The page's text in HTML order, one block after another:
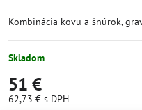
Kombinácia kovu a šnúrok,
Skladom
51 €
62,73 € s DPH